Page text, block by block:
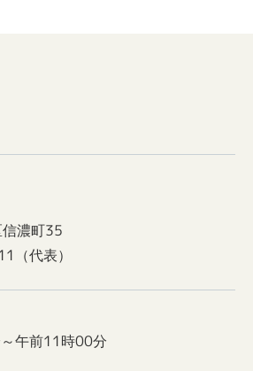
濃町35
（代表）
午前11時00分